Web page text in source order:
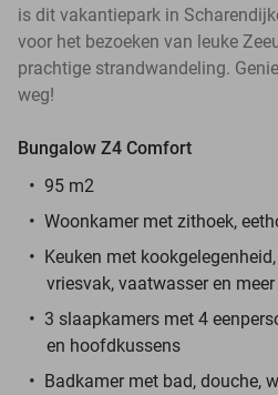
is dit vakantiepark in
voor het bezoeken van leuke
prachtige strandwandeling.
weg!
Bungalow Z4 Comfort
95 m2
Woonkamer met zithoek,
Keuken met
vriesvak, vaatwasser en meer
3 slaapkamers met 4
en hoofdkussens
Badkamer met bad, douche,